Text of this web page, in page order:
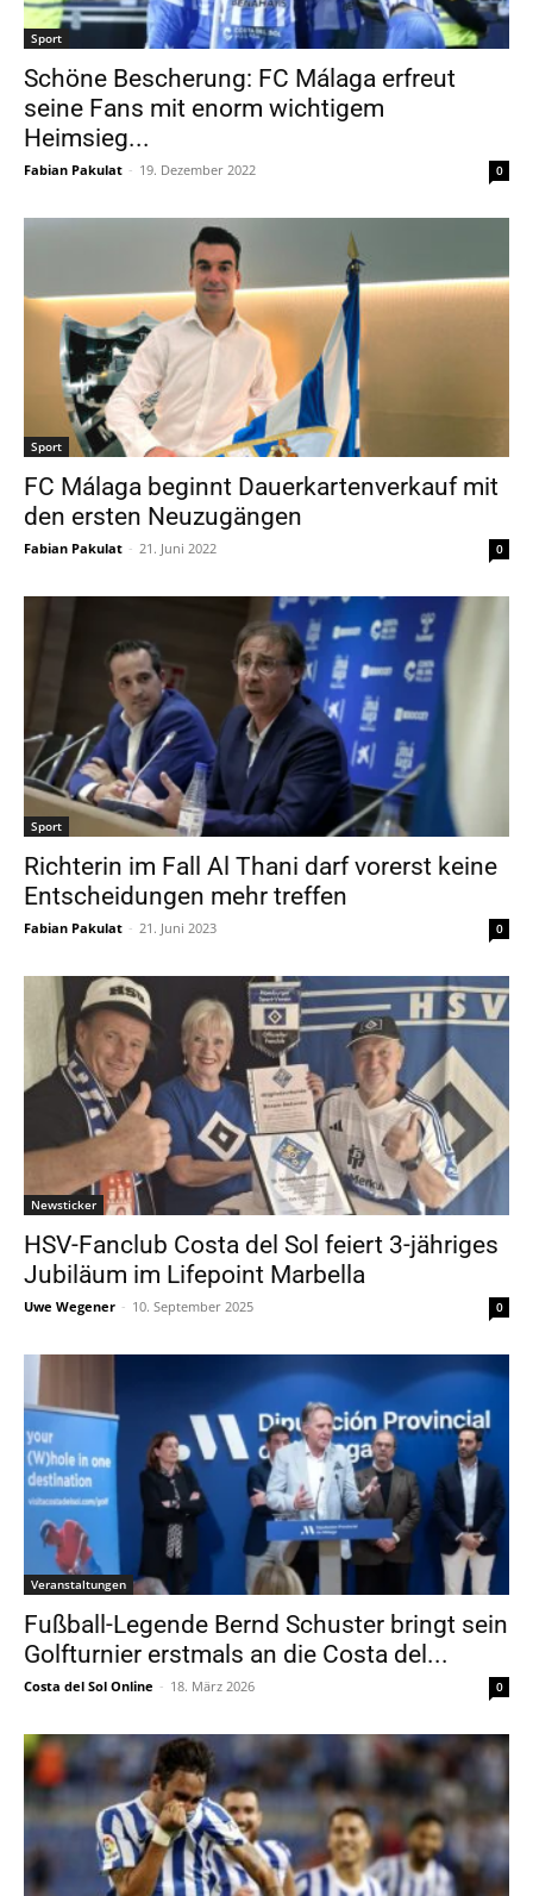
Sport
Schöne Bescherung: FC Málaga erfreut
seine Fans mit enorm wichtigem
Heimsieg...
Fabian Pakulat - 19. Dezember 2022 0
Sport
FC Málaga beginnt Dauerkartenverkauf mit
den ersten Neuzugängen
Fabian Pakulat - 21. Juni 2022 0
Sport
Richterin im Fall Al Thani darf vorerst keine
Entscheidungen mehr treffen
Fabian Pakulat - 21. Juni 2023 0
Newsticker
HSV-Fanclub Costa del Sol feiert 3-jähriges
Jubiläum im Lifepoint Marbella
Uwe Wegener - 10. September 2025 0
Veranstaltungen
Fußball-Legende Bernd Schuster bringt sein
Golfturnier erstmals an die Costa del...
Costa del Sol Online - 18. März 2026 0